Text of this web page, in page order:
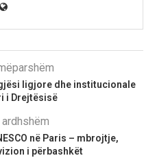
ligjore dhe institucionale
i Drejtësisë
në Paris – mbrojtje,
i përbashkët